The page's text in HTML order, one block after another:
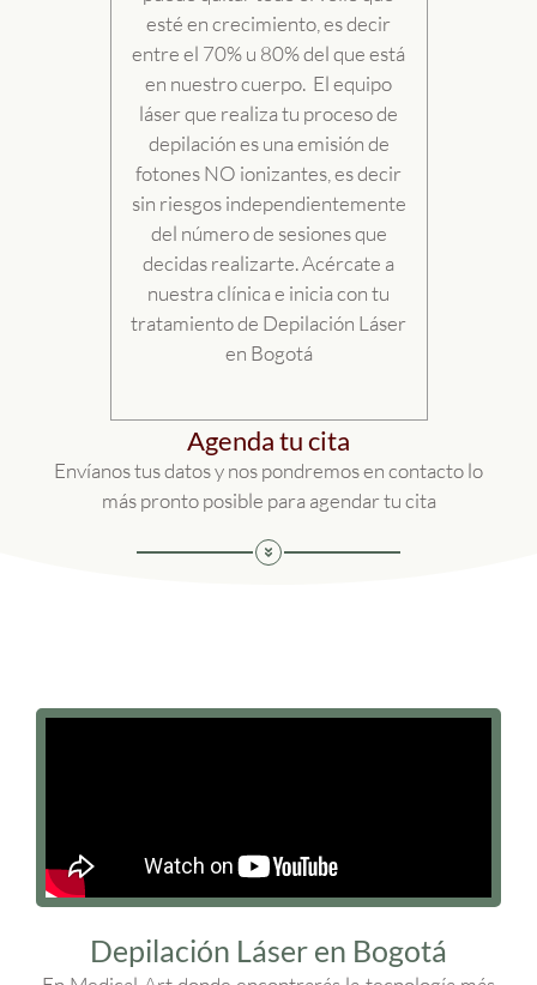
esté en crecimiento, es decir
entre el 70% u 80% del que está
en nuestro cuerpo. El equipo
láser que realiza tu proceso de
depilación es una emisión de
fotones NO ionizantes, es decir
sin riesgos independientemente
del número de sesiones que
decidas realizarte.Acércate a
nuestra clínica e inicia con tu
tratamiento de Depilación Láser
en Bogotá
Agenda tu cita
Envíanos tus datos y nos pondremos en contacto lo
más pronto posible para agendar tu cita
Depilación Láser en Bogotá